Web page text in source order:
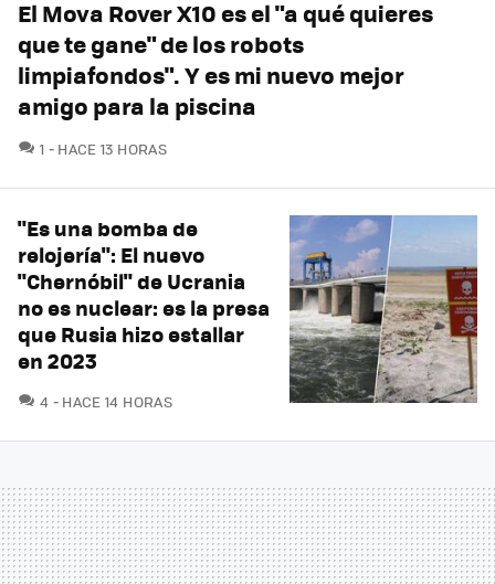
El Mova Rover X10 es el "a qué quieres
que te gane" de los robots
limpiafondos". Y es mi nuevo mejor
amigo para la piscina
1 COMENTARIOS
HACE 13 HORAS
"Es una bomba de
relojería": El nuevo
"Chernóbil" de Ucrania
no es nuclear: es la presa
que Rusia hizo estallar
en 2023
4 COMENTARIOS
HACE 14 HORAS